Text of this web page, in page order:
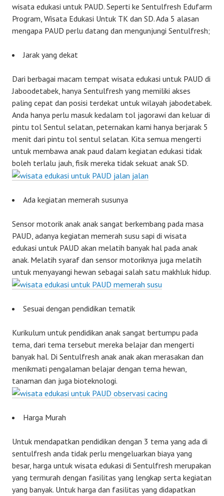
wisata edukasi untuk PAUD. Seperti ke Sentulfresh Edufarm
Program, Wisata Edukasi Untuk TK dan SD. Ada 5 alasan
mengapa PAUD perlu datang dan mengunjungi Sentulfresh;
Jarak yang dekat
Dari berbagai macam tempat wisata edukasi untuk PAUD di
Jaboodetabek, hanya Sentulfresh yang memiliki akses
paling cepat dan posisi terdekat untuk wilayah jabodetabek.
Anda hanya perlu masuk kedalam tol jagorawi dan keluar di
pintu tol Sentul selatan, peternakan kami hanya berjarak 5
menit dari pintu tol sentul selatan. Kita semua mengerti
untuk membawa anak paud dalam kegiatan edukasi tidak
boleh terlalu jauh, fisik mereka tidak sekuat anak SD.
Ada kegiatan memerah susunya
Sensor motorik anak anak sangat berkembang pada masa
PAUD, adanya kegiatan memerah susu sapi di wisata
edukasi untuk PAUD akan melatih banyak hal pada anak
anak. Melatih syaraf dan sensor motoriknya juga melatih
untuk menyayangi hewan sebagai salah satu makhluk hidup.
Sesuai dengan pendidikan tematik
Kurikulum untuk pendidikan anak sangat bertumpu pada
tema, dari tema tersebut mereka belajar dan mengerti
banyak hal. Di Sentulfresh anak anak akan merasakan dan
menikmati pengalaman belajar dengan tema hewan,
tanaman dan juga bioteknologi.
Harga Murah
Untuk mendapatkan pendidikan dengan 3 tema yang ada di
sentulfresh anda tidak perlu mengeluarkan biaya yang
besar, harga untuk wisata edukasi di Sentulfresh merupakan
yang termurah dengan fasilitas yang lengkap serta kegiatan
yang banyak. Untuk harga dan fasilitas yang didapatkan